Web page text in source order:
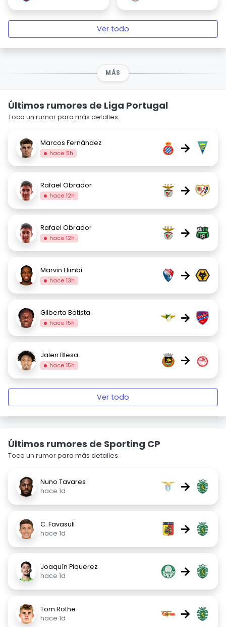
Ver todo
MÁS
Últimos rumores de Liga Portugal
Toca un rumor para más detalles.
Marcos Fernández
hace 5h →
Rafael Obrador
hace 12h →
Rafael Obrador
hace 12h →
Marvin Elimbi
hace 13h →
Gilberto Batista
hace 15h →
Jalen Blesa
hace 15h →
Ver todo
Últimos rumores de Sporting CP
Toca un rumor para más detalles.
Nuno Tavares
hace 1d
→
C. Favasuli
hace 1d
→
Joaquín Piquerez
hace 1d
→
Tom Rothe
hace 1d
→